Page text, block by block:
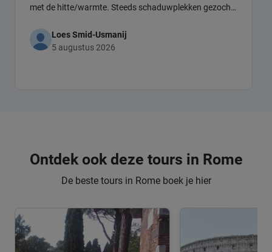
met de hitte/warmte. Steeds schaduwplekken gezocht
doen.Loes Smid-Usmanij
5 augustus 2026
Ontdek ook deze tours in Rome
De beste tours in Rome boek je hier